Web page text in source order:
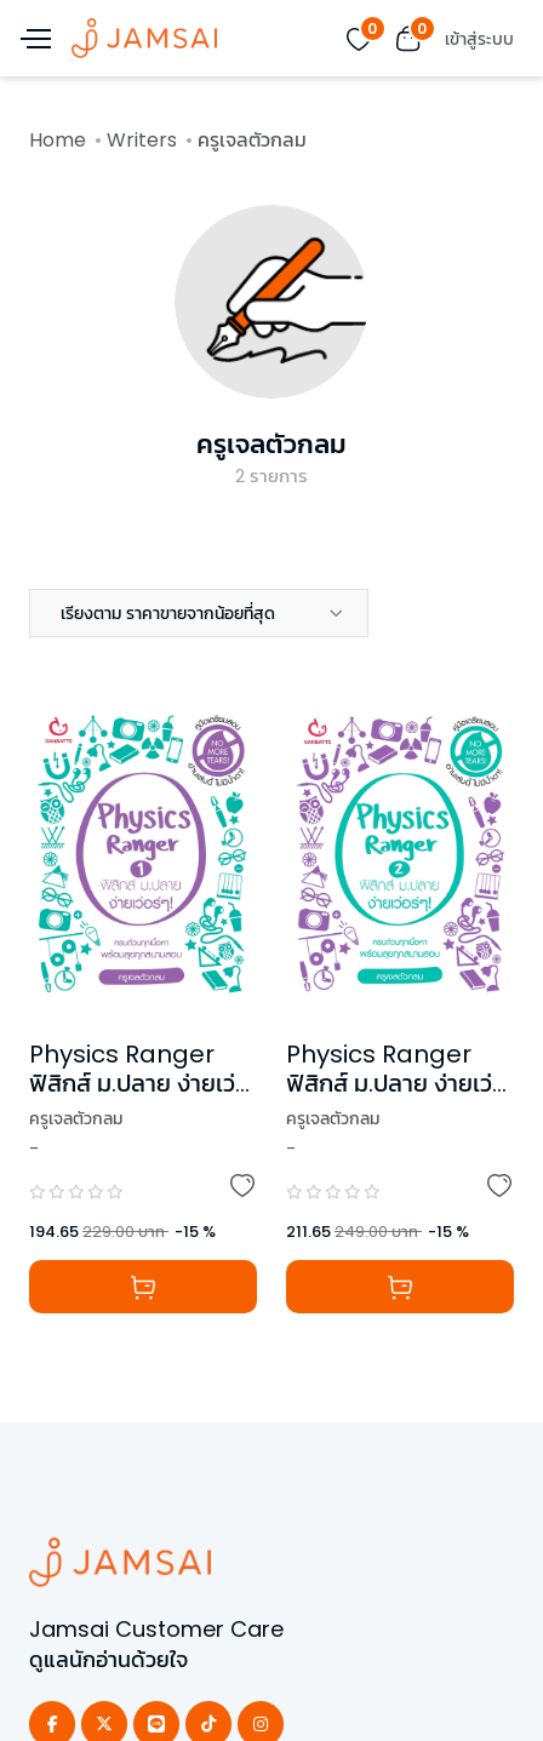
0 0 เข้าสู่ระบบ
Home Writers ครูเจลตัวกลม
ครูเจลตัวกลม
2รายการ
เรียงตาม ราคาขายจากน้อยที่สุด
Physics Ranger
ฟิสิกส์ ม.ปลาย ง่ายเว่อ
ร์ๆ! เล่ม 1
ครูเจลตัวกลม
-
194.65229.00บาท -15 %
Physics Ranger
ฟิสิกส์ ม.ปลาย ง่ายเว่อ
ร์ๆ! เล่ม 2
ครูเจลตัวกลม
-
211.65249.00บาท -15 %
Jamsai Customer Care
ดูแลนักอ่านด้วยใจ